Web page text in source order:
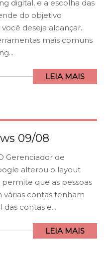
digital, e a escolha das
do objetivo
deseja alcançar.
mais comuns
LEIA MAIS
09/08
Gerenciador de
alterou o layout
que as pessoas
várias contas tenham
das contas e...
LEIA MAIS